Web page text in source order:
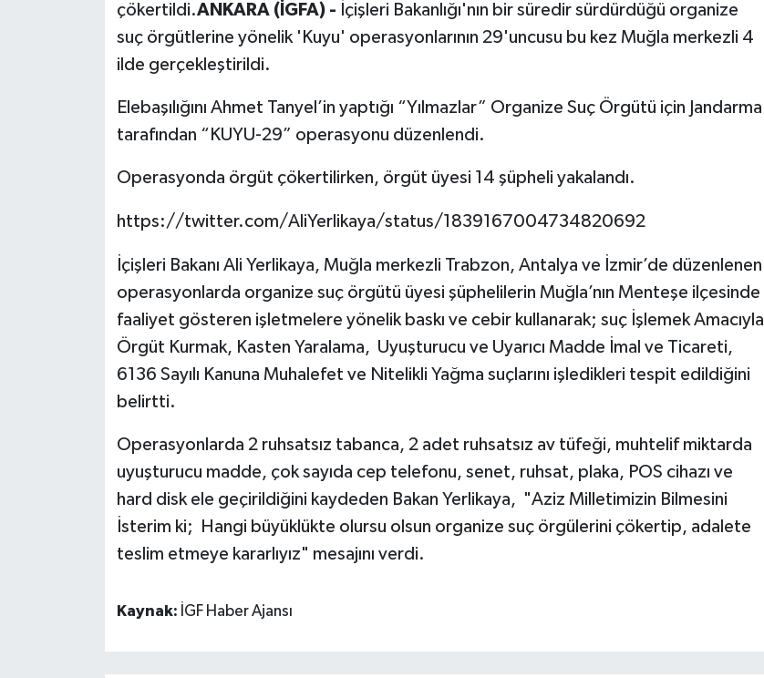
çökertildi.ANKARA (İGFA) - İçişleri Bakanlığı'nın bir süredir sürdürdüğü organize
suç örgütlerine yönelik 'Kuyu' operasyonlarının 29'uncusu bu kez Muğla merkezli 4
ilde gerçekleştirildi.
Elebaşılığını Ahmet Tanyel’in yaptığı “Yılmazlar” Organize Suç Örgütü için Jandarma
tarafından “KUYU-29” operasyonu düzenlendi.
Operasyonda örgüt çökertilirken, örgüt üyesi 14 şüpheli yakalandı.
https://twitter.com/AliYerlikaya/status/1839167004734820692
İçişleri Bakanı Ali Yerlikaya, Muğla merkezli Trabzon, Antalya ve İzmir’de düzenlenen
operasyonlarda organize suç örgütü üyesi şüphelilerin Muğla’nın Menteşe ilçesinde
faaliyet gösteren işletmelere yönelik baskı ve cebir kullanarak; suç İşlemek Amacıyla
Örgüt Kurmak, Kasten Yaralama, Uyuşturucu ve Uyarıcı Madde İmal ve Ticareti,
6136 Sayılı Kanuna Muhalefet ve Nitelikli Yağma suçlarını işledikleri tespit edildiğini
belirtti.
Operasyonlarda 2 ruhsatsız tabanca, 2 adet ruhsatsız av tüfeği, muhtelif miktarda
uyuşturucu madde, çok sayıda cep telefonu, senet, ruhsat, plaka, POS cihazı ve
hard disk ele geçirildiğini kaydeden Bakan Yerlikaya, "Aziz Milletimizin Bilmesini
İsterim ki; Hangi büyüklükte olursu olsun organize suç örgülerini çökertip, adalete
teslim etmeye kararlıyız" mesajını verdi.
Kaynak: İGF Haber Ajansı